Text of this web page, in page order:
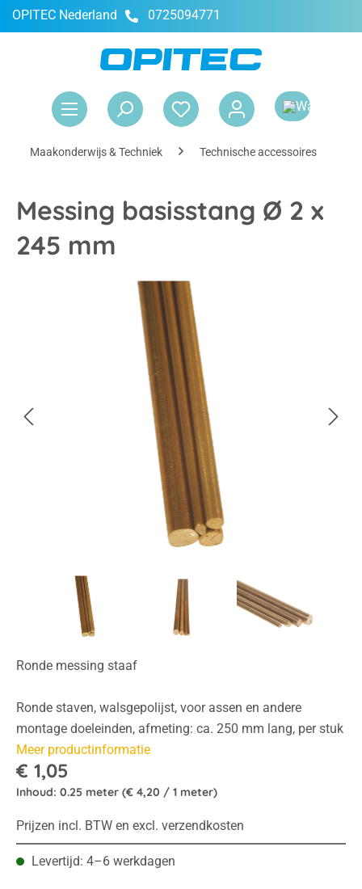
OPITEC Nederland 0725094771
Maakonderwijs & Techniek Technische accessoires
Messing basisstang Ø 2 x
245 mm
Afbeeldingengalerij overslaan
Ronde messing staaf
Ronde staven, walsgepolijst, voor assen en andere
montage doeleinden, afmeting: ca. 250 mm lang, per stuk
Meer productinformatie
€ 1,05
Inhoud: 0.25 meter (€ 4,20 / 1 meter)
Prijzen incl. BTW en excl. verzendkosten
Levertijd: 4–6 werkdagen